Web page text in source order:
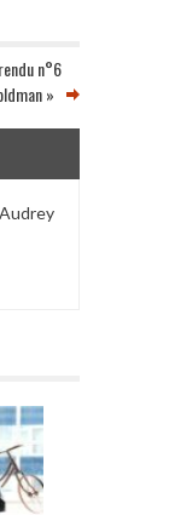
n°6
»